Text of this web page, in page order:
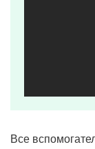
Все